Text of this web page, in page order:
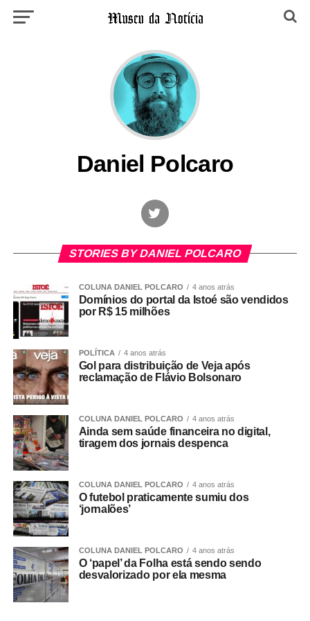
Daniel Polcaro
STORIES BY DANIEL POLCARO
COLUNA DANIEL POLCARO 4 anos atrás
Domínios do portal da Istoé são vendidos
por R$ 15 milhões
POLÍTICA 4 anos atrás
Gol para distribuição de Veja após
reclamação de Flávio Bolsonaro
COLUNA DANIEL POLCARO 4 anos atrás
Ainda sem saúde financeira no digital,
tiragem dos jornais despenca
COLUNA DANIEL POLCARO 4 anos atrás
O futebol praticamente sumiu dos
‘jornalões’
COLUNA DANIEL POLCARO 4 anos atrás
O ‘papel’ da Folha está sendo sendo
desvalorizado por ela mesma